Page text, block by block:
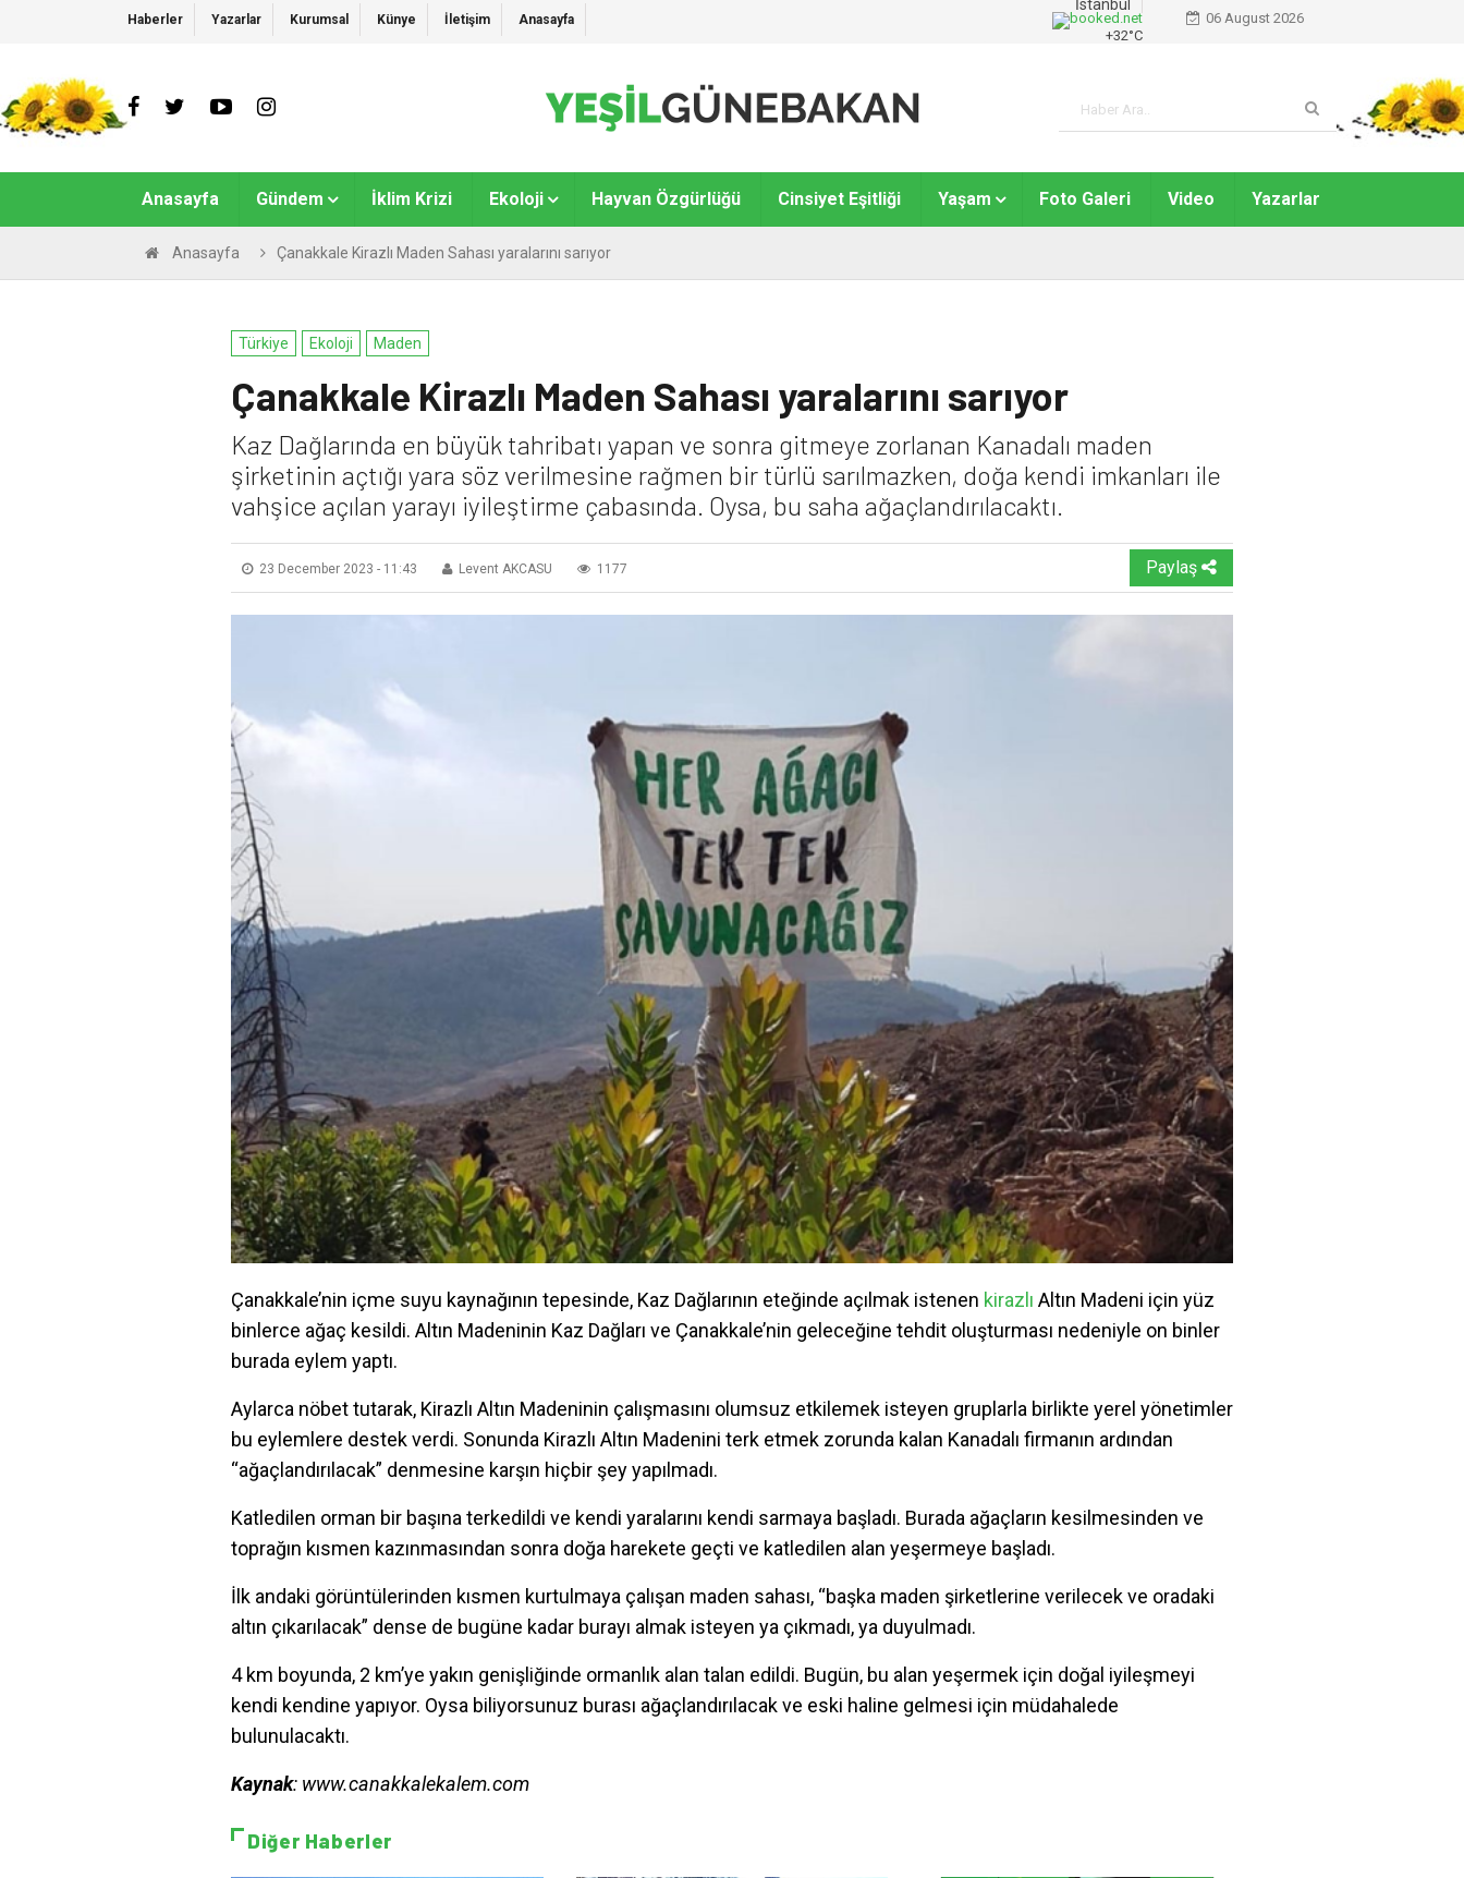
Haberler Yazarlar Kurumsal Künye İletişim Anasayfa
İstanbul
+32°C
06 August 2026
Anasayfa Gündem İklim Krizi Ekoloji Hayvan Özgürlüğü Cinsiyet Eşitliği Yaşam Foto Galeri Video Yazarlar
Anasayfa Çanakkale Kirazlı Maden Sahası yaralarını sarıyor
Türkiye Ekoloji Maden
Çanakkale Kirazlı Maden Sahası yaralarını sarıyor
Kaz Dağlarında en büyük tahribatı yapan ve sonra gitmeye zorlanan Kanadalı maden
şirketinin açtığı yara söz verilmesine rağmen bir türlü sarılmazken, doğa kendi imkanları ile
vahşice açılan yarayı iyileştirme çabasında. Oysa, bu saha ağaçlandırılacaktı.
23 December 2023 - 11:43 Levent AKCASU 1177 Paylaş
Çanakkale’nin içme suyu kaynağının tepesinde, Kaz Dağlarının eteğinde açılmak istenen kirazlı Altın Madeni için yüz
binlerce ağaç kesildi. Altın Madeninin Kaz Dağları ve Çanakkale’nin geleceğine tehdit oluşturması nedeniyle on binler
burada eylem yaptı.
Aylarca nöbet tutarak, Kirazlı Altın Madeninin çalışmasını olumsuz etkilemek isteyen gruplarla birlikte yerel yönetimler
bu eylemlere destek verdi. Sonunda Kirazlı Altın Madenini terk etmek zorunda kalan Kanadalı firmanın ardından
“ağaçlandırılacak” denmesine karşın hiçbir şey yapılmadı.
Katledilen orman bir başına terkedildi ve kendi yaralarını kendi sarmaya başladı. Burada ağaçların kesilmesinden ve
toprağın kısmen kazınmasından sonra doğa harekete geçti ve katledilen alan yeşermeye başladı.
İlk andaki görüntülerinden kısmen kurtulmaya çalışan maden sahası, “başka maden şirketlerine verilecek ve oradaki
altın çıkarılacak” dense de bugüne kadar burayı almak isteyen ya çıkmadı, ya duyulmadı.
4 km boyunda, 2 km’ye yakın genişliğinde ormanlık alan talan edildi. Bugün, bu alan yeşermek için doğal iyileşmeyi
kendi kendine yapıyor. Oysa biliyorsunuz burası ağaçlandırılacak ve eski haline gelmesi için müdahalede
bulunulacaktı.
Kaynak: www.canakkalekalem.com
Diğer Haberler